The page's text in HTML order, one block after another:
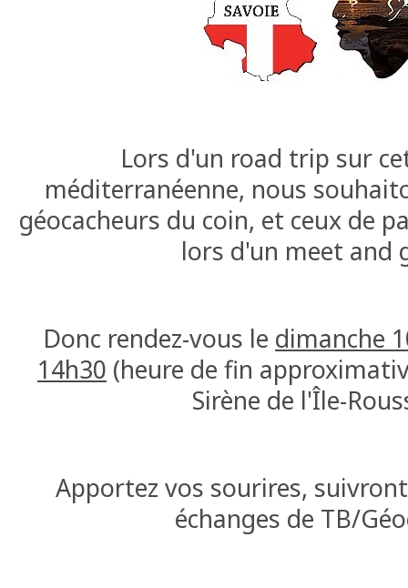
Lors d'un road trip sur
méditerranéenne, nous
géocacheurs du coin, et ceux de
lors d'un meet and
Donc rendez-vous le dimanche
14h30 (heure de fin
Sirène de l'Île-
Apportez vos sourires,
échanges de TB/